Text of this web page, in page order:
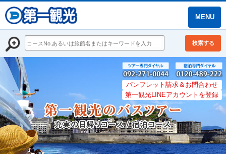
MENU
検索する
パンフレット請求＆お問合わせ
第一観光LINEアカウントを登録